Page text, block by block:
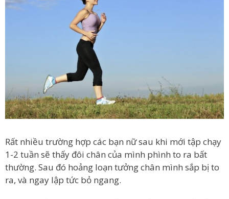
Rất nhiều trường hợp các bạn nữ sau khi mới tập chạy
1-2 tuần sẽ thấy đôi chân của mình phình to ra bất
thường. Sau đó hoảng loạn tưởng chân mình sắp bị to
ra, và ngay lập tức bỏ ngang.